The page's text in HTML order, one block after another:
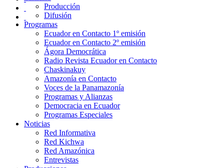
Producción
Difusión
Programas
Ecuador en Contacto 1º emisión
Ecuador en Contacto 2º emisión
Ágora Democrática
Radio Revista Ecuador en Contacto
Chaskinakuy
Amazonía en Contacto
Voces de la Panamazonía
Programas y Alianzas
Democracia en Ecuador
Programas Especiales
Noticias
Red Informativa
Red Kichwa
Red Amazónica
Entrevistas